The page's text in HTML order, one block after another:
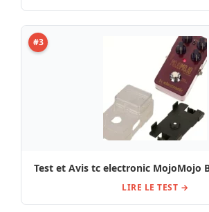
#3
Test et Avis tc electronic MojoMojo
LIRE LE TEST →